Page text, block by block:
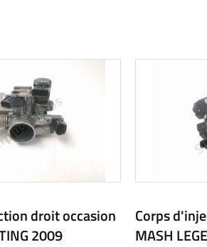
droit occasion
2009
Corps
MASH